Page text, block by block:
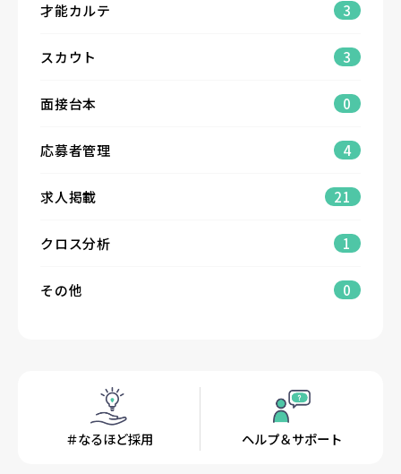
才能カルテ 3
スカウト 3
面接台本 0
応募者管理 4
求人掲載 21
クロス分析 1
その他 0
＃なるほど採用 ヘルプ＆サポート